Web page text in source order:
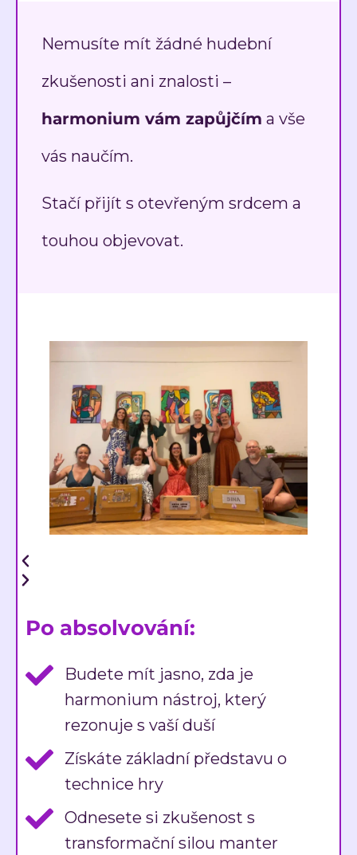
Nemusíte mít žádné hudební
zkušenosti ani znalosti –
harmonium vám zapůjčím a vše
vás naučím.
Stačí přijít s otevřeným srdcem a
touhou objevovat.
Po absolvování:
Budete mít jasno, zda je
harmonium nástroj, který
rezonuje s vaší duší
Získáte základní představu o
technice hry
Odnesete si zkušenost s
transformační silou manter